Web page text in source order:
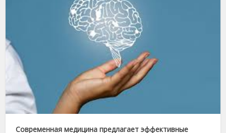
Современная медицина предлагает эффективные